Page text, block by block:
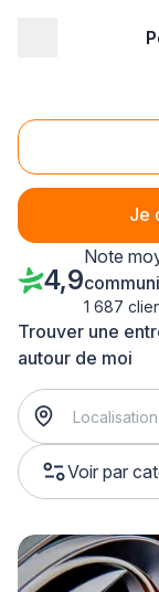
Je
Agence de
Trouver une
autour de moi
Voir par
4,9
Note
1 687